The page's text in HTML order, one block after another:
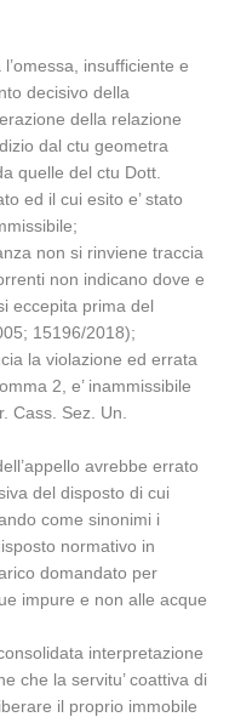
insufficiente e
decisivo della
della relazione
dal ctu geometra
quelle del ctu Dott.
ed il cui esito e’ stato
non si rinviene traccia
non indicano dove e
eccepita prima del
15196/2018);
la violazione ed errata
2, e’ inammissibile
Cass. Sez. Un.
avrebbe errato
del disposto di cui
come sinonimi i
normativo in
domandato per
impure e non alle acque
interpretazione
che la servitu’ coattiva di
il proprio immobile